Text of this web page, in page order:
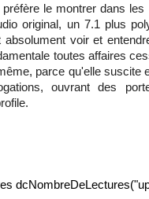
le montrer dans
original, un 7.1 plus
absolument voir et
toutes affaires
parce qu'elle suscite
ouvrant des